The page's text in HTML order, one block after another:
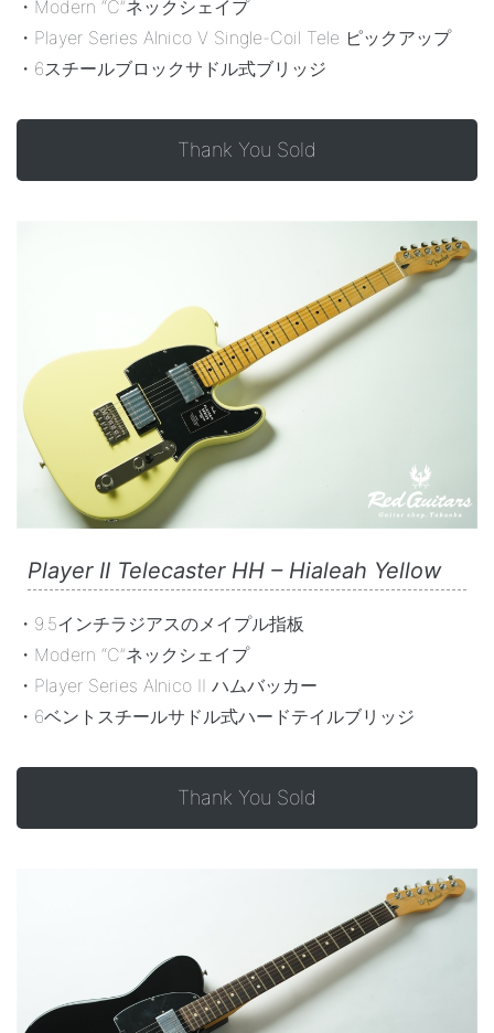
・Modern “C”ネックシェイプ
・Player Series Alnico V Single-Coil Tele ピックアップ
・6スチールブロックサドル式ブリッジ
Thank You Sold
Player II Telecaster HH – Hialeah Yellow
・9.5インチラジアスのメイプル指板
・Modern “C”ネックシェイプ
・Player Series Alnico II ハムバッカー
・6ベントスチールサドル式ハードテイルブリッジ
Thank You Sold